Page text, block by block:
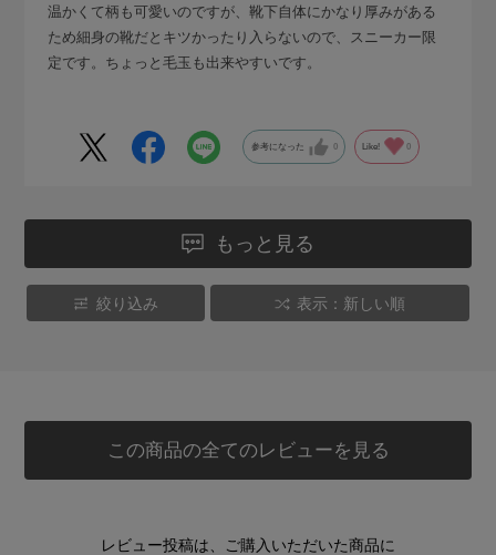
温かくて柄も可愛いのですが、靴下自体にかなり厚みがある
ため細身の靴だとキツかったり入らないので、スニーカー限
定です。ちょっと毛玉も出来やすいです。
参考になった 0 Like! 0
もっと見る
絞り込み 表示：新しい順
この商品の全てのレビューを見る
レビュー投稿は、ご購入いただいた商品に